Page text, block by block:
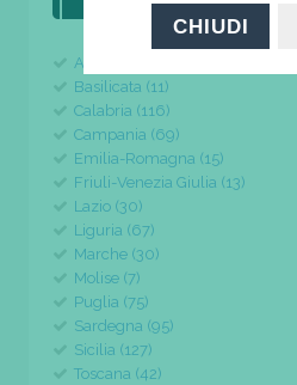
Abruzzo (24)
Basilicata (11)
Calabria (116)
Campania (69)
Emilia-Romagna (15)
Friuli-Venezia Giulia (13)
Lazio (30)
Liguria (67)
Marche (30)
Molise (7)
Puglia (75)
Sardegna (95)
Sicilia (127)
Toscana (42)
CHIUDI